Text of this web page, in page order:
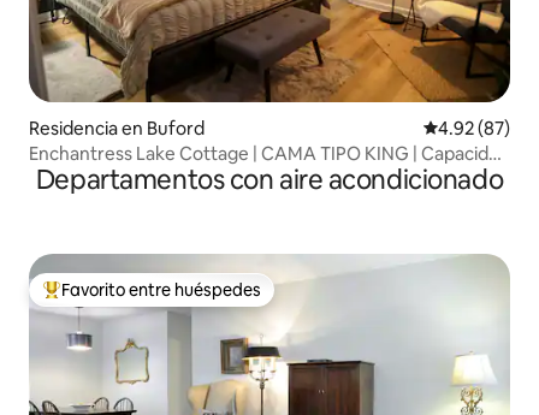
Residencia en Buford Calificación
4.92 (87)
Enchantress Lake Cottage | CAMA TIPO KING | Capacidad
para 10 personas
Departamentos con aire acondicionado
De los mejores en Favorito entre huéspedes
Favorito entre huéspedes